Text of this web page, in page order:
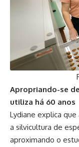
Apropriando-se
utiliza há 60 anos
Lydiane explica
a silvicultura de
aproximando o